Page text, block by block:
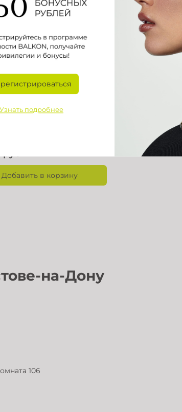
Хамса с инкрустацией
Добавить в корзину
в Ростове-на-Дону
106
Узнать подробнее